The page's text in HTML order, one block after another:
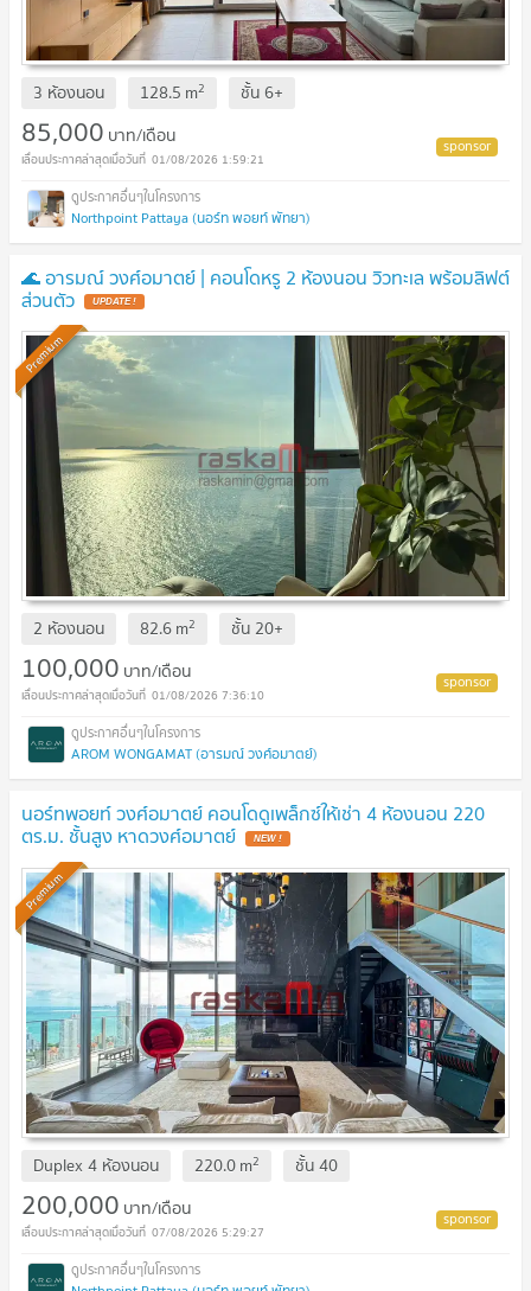
3 ห้องนอน 128.5 m2 ชั้น 6+
85,000 บาท/เดือน
01/08/2026 1:59:21
Northpoint Pattaya (นอร์ท พอยท์ พัทยา)
🌊 อารมณ์ วงศ์อมาตย์ | คอนโดหรู 2 ห้องนอน วิวทะเล พร้อมลิฟต์
ส่วนตัว
Premium
2 ห้องนอน 82.6m2 ชั้น 20+
100,000 บาท/เดือน
01/08/2026 7:36:10
AROM WONGAMAT (อารมณ์ วงศ์อมาตย์)
นอร์ทพอยท์ วงศ์อมาตย์ คอนโดดูเพล็กซ์ให้เช่า 4 ห้องนอน 220
ตร.ม. ชั้นสูง หาดวงศ์อมาตย์
Premium
Duplex 4 ห้องนอน 220.0m2 ชั้น40
200,000 บาท/เดือน
07/08/2026 5:29:27